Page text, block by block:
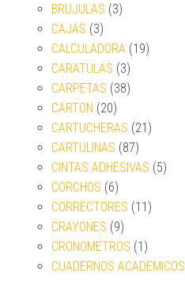
BRUJULAS (3)
CAJAS (3)
CALCULADORA (19)
CARATULAS (3)
CARPETAS (38)
CARTON (20)
CARTUCHERAS (21)
CARTULINAS (87)
CINTAS ADHESIVAS (5)
CORCHOS (6)
CORRECTORES (11)
CRAYONES (9)
CRONOMETROS (1)
CUADERNOS ACADEMICOS